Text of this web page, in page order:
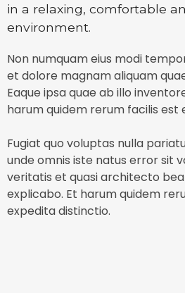
in a relaxing, comfortable
environment.
Non numquam eius modi
et dolore magnam aliquam
Eaque ipsa quae ab illo
harum quidem rerum facilis est
Fugiat quo voluptas nulla
unde omnis iste natus error sit
veritatis et quasi architecto
explicabo. Et harum quidem
expedita distinctio.